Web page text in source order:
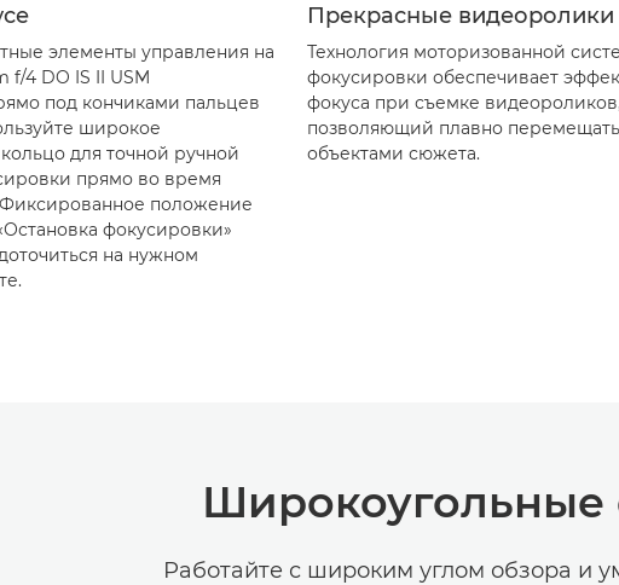
элементы управления на
f/4 DO IS II USM
под кончиками пальцев
широкое
для точной ручной
прямо во время
положение
фокусировки»
на нужном
Прекрасные видеоролики
Технология моторизованной
фокусировки обеспечивает
фокуса при съемке
позволяющий плавно
объектами сюжета.
Широкоугольные
Работайте с широким углом обзора и